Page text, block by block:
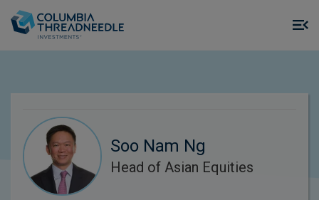
Soo Nam Ng
Head of Asian Equities